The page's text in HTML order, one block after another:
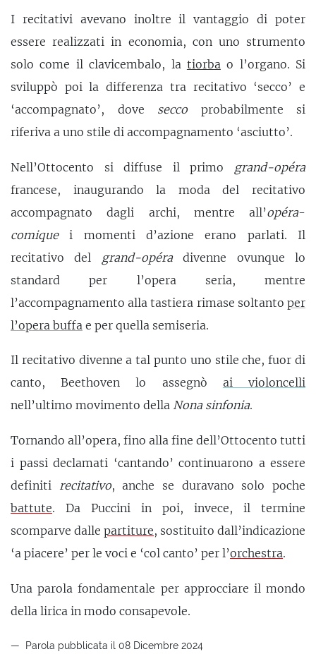
I recitativi avevano inoltre il vantaggio di poter
essere realizzati in economia, con uno strumento
solo come il clavicembalo, la tiorbao l’organo. Si
sviluppò poi la differenza tra recitativo ‘secco’ e
‘accompagnato’, dove secco probabilmente si
riferiva a uno stile di accompagnamento ‘asciutto’.
Nell’Ottocento si diffuse il primo grand-opéra
francese, inaugurando la moda del recitativo
accompagnato dagli archi, mentre all’opéra-
comiquei momenti d’azione erano parlati. Il
recitativo del
grand-opéradivenne ovunque lo
standard per l’opera seria, mentre
l’accompagnamento alla tastiera rimase soltanto per
l’opera buffa e per quella semiseria.
Il recitativo divenne a tal punto uno stile che, fuor di
canto, Beethoven lo assegnò ai violoncelli
nell’ultimo movimento della Nona sinfonia.
Tornando all’opera, fino alla fine dell’Ottocento tutti
i passi declamati ‘cantando’ continuarono a essere
definiti recitativo, anche se duravano solo poche
battute. Da Puccini in poi, invece, il termine
scomparve dalle partiture, sostituito dall’indicazione
‘a piacere’ per le voci e ‘col canto’ per l’orchestra.
Una parola fondamentale per approcciare il mondo
della lirica in modo consapevole.
Parola pubblicata il 08 Dicembre 2024